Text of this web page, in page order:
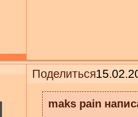
Поделиться
maks pain